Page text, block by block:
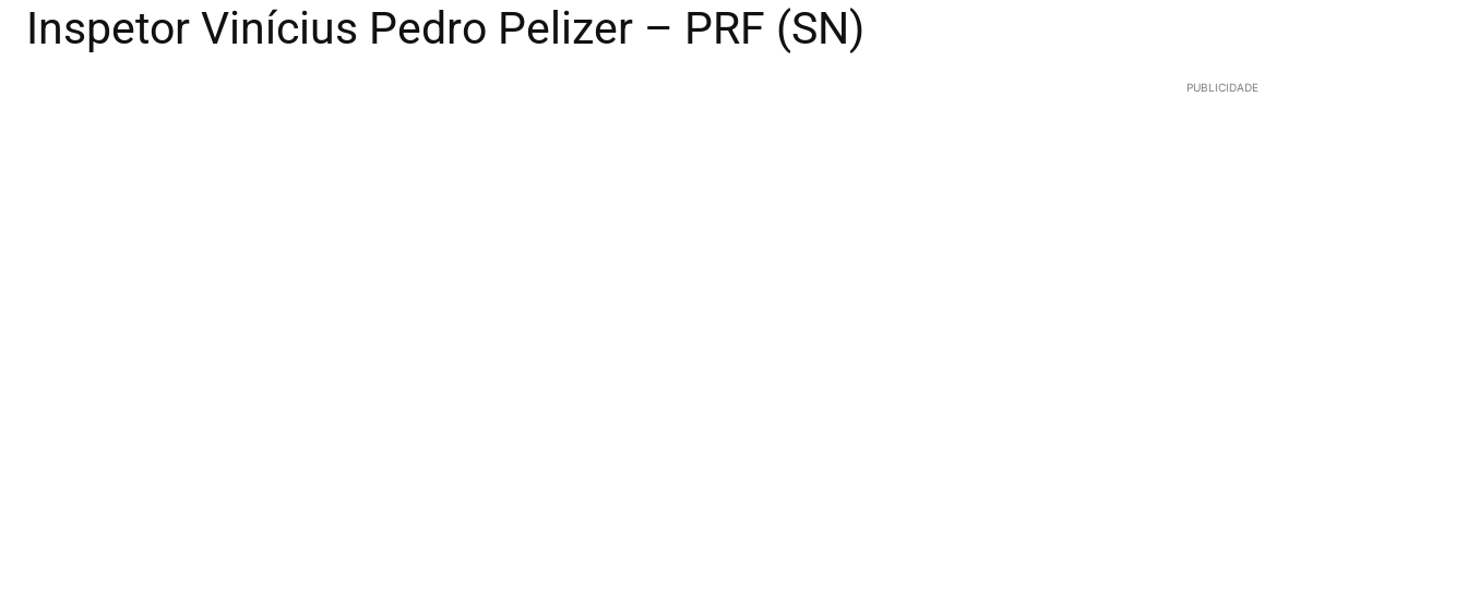
Inspetor Vinícius Pedro Pelizer – PRF (SN)
PUBLICIDADE